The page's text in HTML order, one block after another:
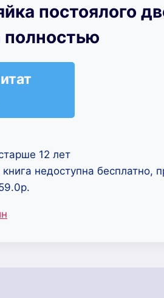
постоялого
полностью
12 лет
недоступна бесплатно,